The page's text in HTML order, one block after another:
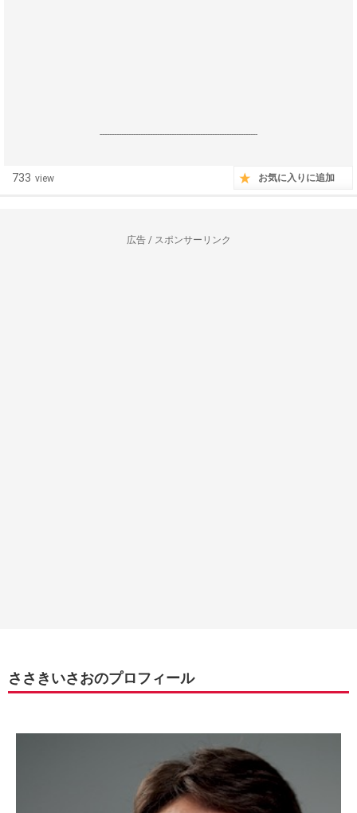
------------------------------------------------------------------
733 view お気に入りに追加
広告 / スポンサーリンク
ささきいさおのプロフィール